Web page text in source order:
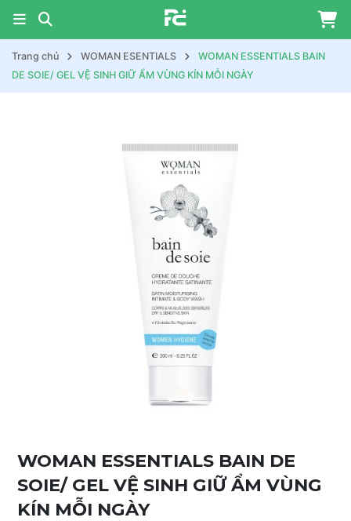
Trang chủ WOMAN ESENTIALS
WOMAN ESSENTIALS BAIN
DE SOIE/ GEL VỆ SINH GIỮ ẨM VÙNG KÍN MỖI NGÀY
WOMAN ESSENTIALS BAIN DE
SOIE/ GEL VỆ SINH GIỮ ẨM VÙNG
KÍN MỖI NGÀY